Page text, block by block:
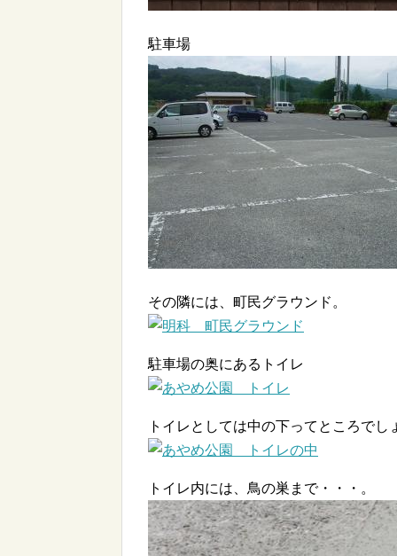
駐車場
その隣には、町民グラウンド。
駐車場の奥にあるトイレ
トイレとしては中の下ってところでし
トイレ内には、鳥の巣まで・・・。